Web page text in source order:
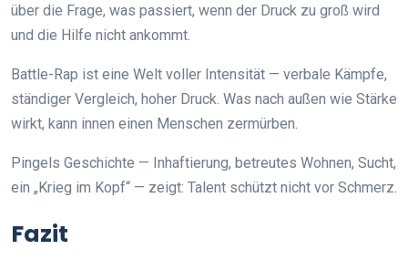
über die Frage, was passiert, wenn der Druck zu groß wird
und die Hilfe nicht ankommt.
Battle-Rap ist eine Welt voller Intensität — verbale Kämpfe,
ständiger Vergleich, hoher Druck. Was nach außen wie Stärke
wirkt, kann innen einen Menschen zermürben.
Pingels Geschichte — Inhaftierung, betreutes Wohnen, Sucht,
ein „Krieg im Kopf“ — zeigt: Talent schützt nicht vor Schmerz.
Fazit